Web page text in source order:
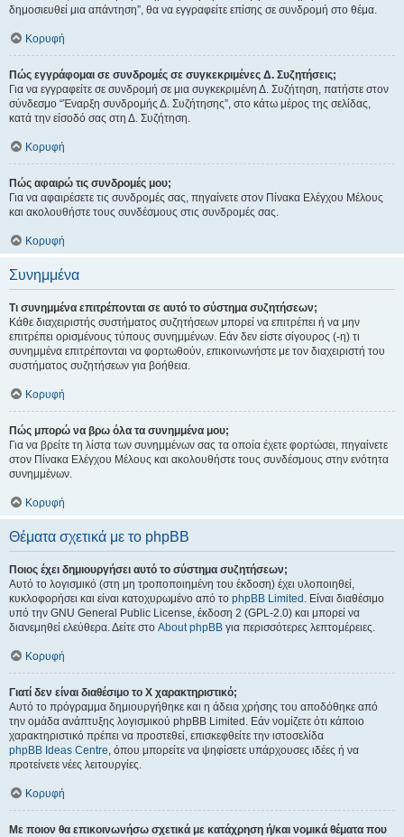
δημοσιευθεί μια απάντηση”, θα να εγγραφείτε επίσης σε συνδρομή στο θέμα.
Κορυφή
Πώς εγγράφομαι σε συνδρομές σε συγκεκριμένες Δ. Συζητήσεις;
Για να εγγραφείτε σε συνδρομή σε μια συγκεκριμένη Δ. Συζήτηση, πατήστε στον
σύνδεσμο “Έναρξη συνδρομής Δ. Συζήτησης”, στο κάτω μέρος της σελίδας,
κατά την είσοδό σας στη Δ. Συζήτηση.
Κορυφή
Πώς αφαιρώ τις συνδρομές μου;
Για να αφαιρέσετε τις συνδρομές σας, πηγαίνετε στον Πίνακα Ελέγχου Μέλους
και ακολουθήστε τους συνδέσμους στις συνδρομές σας.
Κορυφή
Συνημμένα
Τι συνημμένα επιτρέπονται σε αυτό το σύστημα συζητήσεων;
Κάθε διαχειριστής συστήματος συζητήσεων μπορεί να επιτρέπει ή να μην
επιτρέπει ορισμένους τύπους συνημμένων. Εάν δεν είστε σίγουρος (-η) τι
συνημμένα επιτρέπονται να φορτωθούν, επικοινωνήστε με τον διαχειριστή του
συστήματος συζητήσεων για βοήθεια.
Κορυφή
Πώς μπορώ να βρω όλα τα συνημμένα μου;
Για να βρείτε τη λίστα των συνημμένων σας τα οποία έχετε φορτώσει, πηγαίνετε
στον Πίνακα Ελέγχου Μέλους και ακολουθήστε τους συνδέσμους στην ενότητα
συνημμένων.
Κορυφή
Θέματα σχετικά με το phpBB
Ποιος έχει δημιουργήσει αυτό το σύστημα συζητήσεων;
Αυτό το λογισμικό (στη μη τροποποιημένη του έκδοση) έχει υλοποιηθεί,
κυκλοφορήσει και είναι κατοχυρωμένο από το phpBB Limited . Είναι διαθέσιμο
υπό την GNU General Public License, έκδοση 2 (GPL-2.0) και μπορεί να
διανεμηθεί ελεύθερα. Δείτε στο About phpBB για περισσότερες λεπτομέρειες.
Κορυφή
Γιατί δεν είναι διαθέσιμο το Χ χαρακτηριστικό;
Αυτό το πρόγραμμα δημιουργήθηκε και η άδεια χρήσης του αποδόθηκε από
την ομάδα ανάπτυξης λογισμικού phpBB Limited. Εάν νομίζετε ότι κάποιο
χαρακτηριστικό πρέπει να προστεθεί, επισκεφθείτε την ιστοσελίδα
phpBB Ideas Centre, όπου μπορείτε να ψηφίσετε υπάρχουσες ιδέες ή να
προτείνετε νέες λειτουργίες.
Κορυφή
Με ποιον θα επικοινωνήσω σχετικά με κατάχρηση ή/και νομικά θέματα που